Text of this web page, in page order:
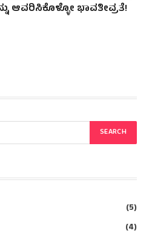
ಆವರಿಸಿಕೊಳ್ಳೋ ಭಾವತೀವ್ರತೆ!
(5)
(4)